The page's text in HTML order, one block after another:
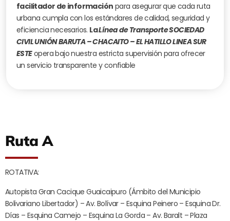
facilitador de información para asegurar que cada ruta
urbana cumpla con los estándares de calidad, seguridad y
eficiencia necesarios. LaLínea de Transporte SOCIEDAD
CIVIL UNIÓN BARUTA – CHACAITO – EL HATILLO LINEA SUR
ESTEopera bajo nuestra estricta supervisión para ofrecer
un servicio transparente y confiable
Ruta A
ROTATIVA:
Autopista Gran Cacique Guaicaipuro (Ámbito del Municipio
Bolivariano Libertador) – Av. Bolívar – Esquina Peinero – Esquina Dr.
Días – Esquina Camejo – Esquina La Gorda – Av. Baralt – Plaza